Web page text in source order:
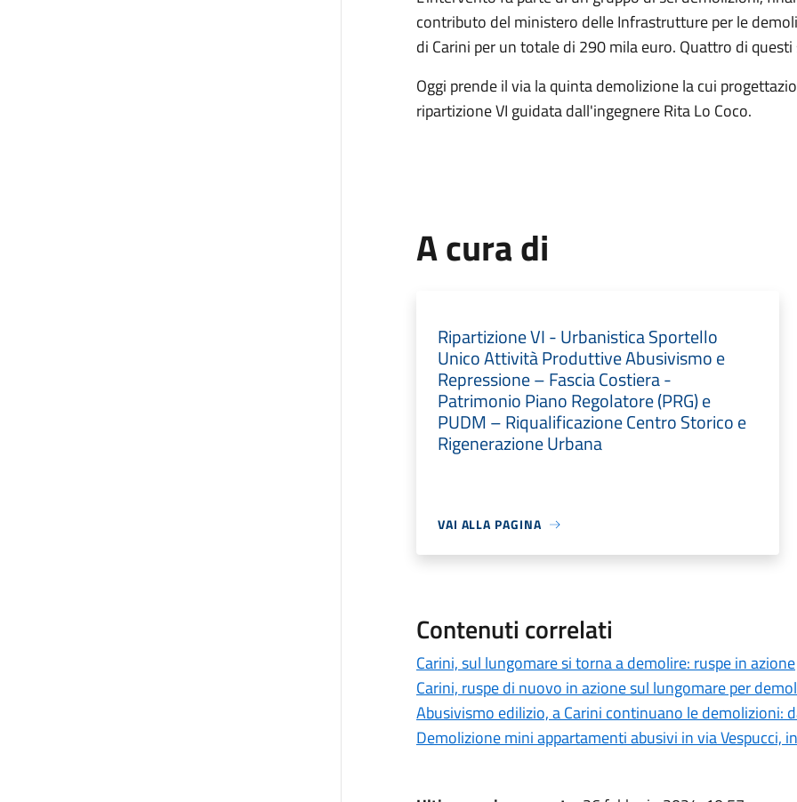
contributo del ministero delle Infrastrutture per le
di Carini per un totale di 290 mila euro. Quattro di
Oggi prende il via la quinta demolizione la cui
ripartizione VI guidata dall'ingegnere Rita Lo Coco.
A cura di
Ripartizione VI - Urbanistica Sportello
Unico Attività Produttive Abusivismo e
Repressione – Fascia Costiera -
Patrimonio Piano Regolatore (PRG) e
PUDM – Riqualificazione Centro Storico e
Rigenerazione Urbana
VAI ALLA PAGINA
Contenuti correlati
Carini, sul lungomare si torna a demolire: ruspe in azione
Carini, ruspe di nuovo in azione sul lungomare per
Abusivismo edilizio, a Carini continuano le demolizioni:
Demolizione mini appartamenti abusivi in via Vespucci,